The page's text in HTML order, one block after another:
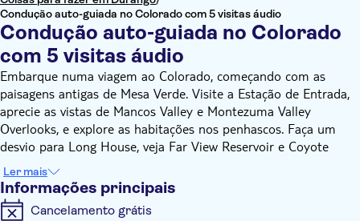
Condução auto-guiada no Colorado com 5 visitas áudio
Condução auto-guiada no Colorado
com 5 visitas áudio
Embarque numa viagem ao Colorado, começando com as
paisagens antigas de Mesa Verde. Visite a Estação de Entrada,
aprecie as vistas de Mancos Valley e Montezuma Valley
Overlooks, e explore as habitações nos penhascos. Faça um
desvio para Long House, veja Far View Reservoir e Coyote
Village e aprenda sobre locais históricos como Far View Tower
e Cedar Tree Tower.
Em seguida, dirija pela Million Dollar Highway de Durango,
seguindo o cênico Animas River. Passe por Pinkerton Hot
Ler mais
Informações principais
Cancelamento grátis